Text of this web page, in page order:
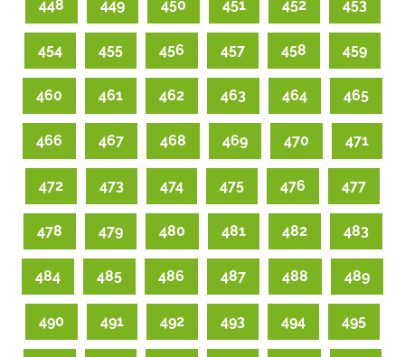
448 449 450 451 452 453
454 455 456 457 458 459
460 461 462 463 464 465
466 467 468 469 470 471
472 473 474 475 476 477
478 479 480 481 482 483
484 485 486 487 488 489
490 491 492 493 494 495